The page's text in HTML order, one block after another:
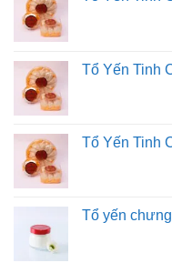
Tổ Yến Tinh
Tổ Yến Tinh
Tổ yến